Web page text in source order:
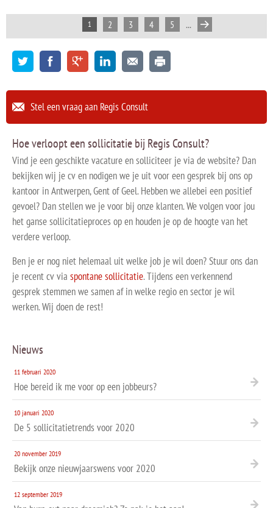
1 2 3 4 5 ...
Stel een vraag aan Regis Consult
Hoe verloopt een sollicitatie bij Regis Consult?
Vind je een geschikte vacature en solliciteer je via de website? Dan
bekijken wij je cv en nodigen we je uit voor een gesprek bij ons op
kantoor in Antwerpen, Gent of Geel. Hebben we allebei een positief
gevoel? Dan stellen we je voor bij onze klanten. We volgen voor jou
het ganse sollicitatieproces op en houden je op de hoogte van het
verdere verloop.
Ben je er nog niet helemaal uit welke job je wil doen? Stuur ons dan
je recent cv via spontane sollicitatie. Tijdens een verkennend
gesprek stemmen we samen af in welke regio en sector je wil
werken. Wij doen de rest!
Nieuws
11 februari 2020
Hoe bereid ik me voor op een jobbeurs?
10 januari 2020
De 5 sollicitatietrends voor 2020
20 november 2019
Bekijk onze nieuwjaarswens voor 2020
12 september 2019